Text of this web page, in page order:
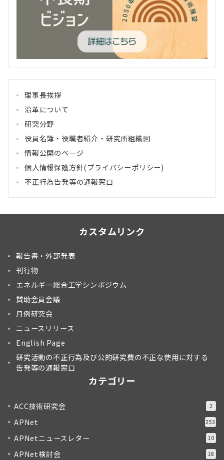
理事長挨拶
沿革について
研究分野
役員名簿・役職者紹介・研究所組織図
情報公開のページ
個人情報保護方針(プライバシーポリシー)
不正行為告発等の通報窓口
カスタムリンク
報告書・外部発表
刊行物
エネルギー総合工学シンポジウム
賛助会員会議
月例研究会
ニュースリリース
English Page
研究活動の不正行為及び公的研究費の不正な使用に対する
告発等の通報窓口
カテゴリー
ACC技術研究会 2
APNet 253
APNetニュースレター 10
APNet検討会 18